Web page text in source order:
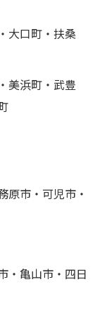
大口町・扶桑
美浜町・武豊
原市・可児市・
・亀山市・四日